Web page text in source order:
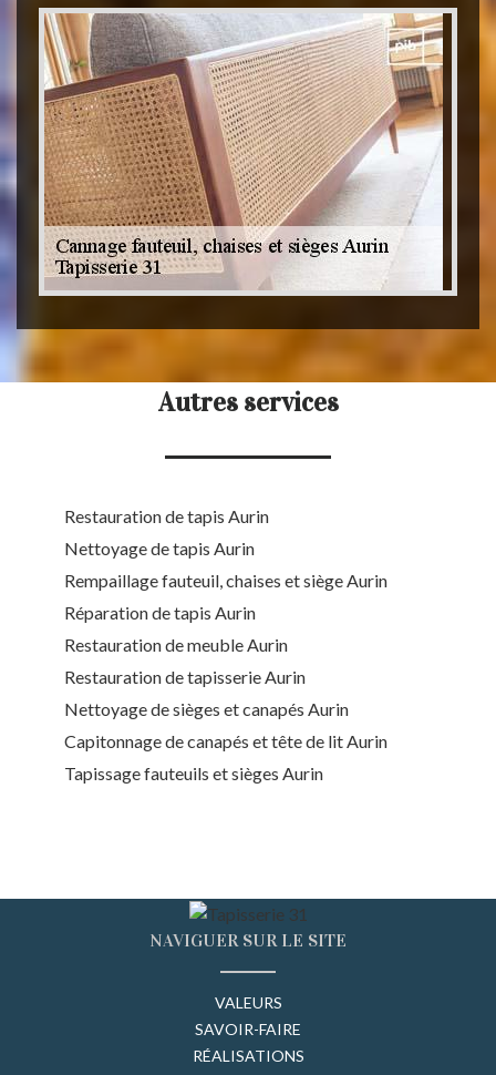
Autres services
Restauration de tapis Aurin
Nettoyage de tapis Aurin
Rempaillage fauteuil, chaises et siège Aurin
Réparation de tapis Aurin
Restauration de meuble Aurin
Restauration de tapisserie Aurin
Nettoyage de sièges et canapés Aurin
Capitonnage de canapés et tête de lit Aurin
Tapissage fauteuils et sièges Aurin
NAVIGUER SUR LE SITE
VALEURS
SAVOIR-FAIRE
RÉALISATIONS